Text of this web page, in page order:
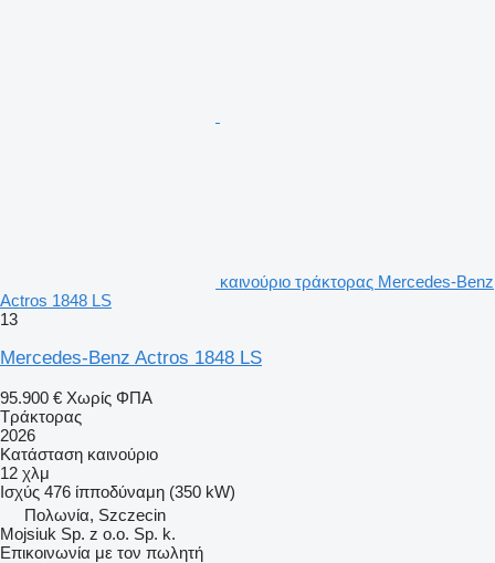
καινούριο τράκτορας Mercedes-Benz
Actros 1848 LS
13
Mercedes-Benz Actros 1848 LS
95.900 € Χωρίς ΦΠΑ
Τράκτορας
2026
Κατάσταση καινούριο
12 χλμ
Ισχύς 476 ίπποδύναμη (350 kW)
Πολωνία, Szczecin
Mojsiuk Sp. z o.o. Sp. k.
Επικοινωνία με τον πωλητή